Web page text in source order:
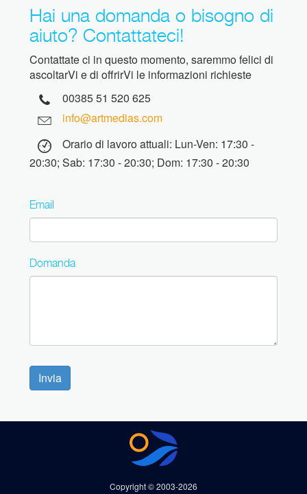
Hai una domanda o bisogno di
aiuto? Contattateci!
Contattate ci in questo momento, saremmo felici di
ascoltarVi e di offrirVi le informazioni richieste
00385 51 520 625
info@artmedias.com
Orario di lavoro attuali: Lun-Ven: 17:30 -
20:30; Sab: 17:30 - 20:30; Dom: 17:30 - 20:30
Email
Domanda
Invia
Copyright © 2003-2026